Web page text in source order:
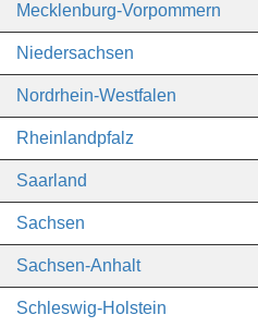
Mecklenburg-Vorpommern
Niedersachsen
Nordrhein-Westfalen
Rheinlandpfalz
Saarland
Sachsen
Sachsen-Anhalt
Schleswig-Holstein